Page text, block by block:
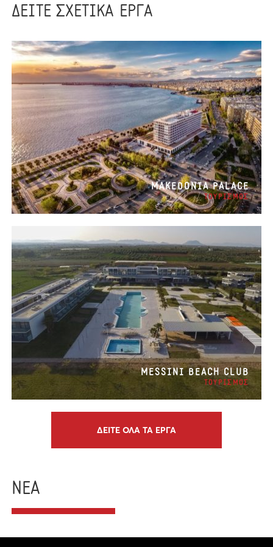
ΔΕΙΤΕ ΣΧΕΤΙΚΑ ΕΡΓΑ
MAKEDONIA PALACE
ΤΟΥΡΙΣΜΟΣ
MESSINI BEACH CLUB
ΤΟΥΡΙΣΜΟΣ
ΔΕΙΤΕ ΟΛΑ ΤΑ ΕΡΓΑ
ΝΕΑ